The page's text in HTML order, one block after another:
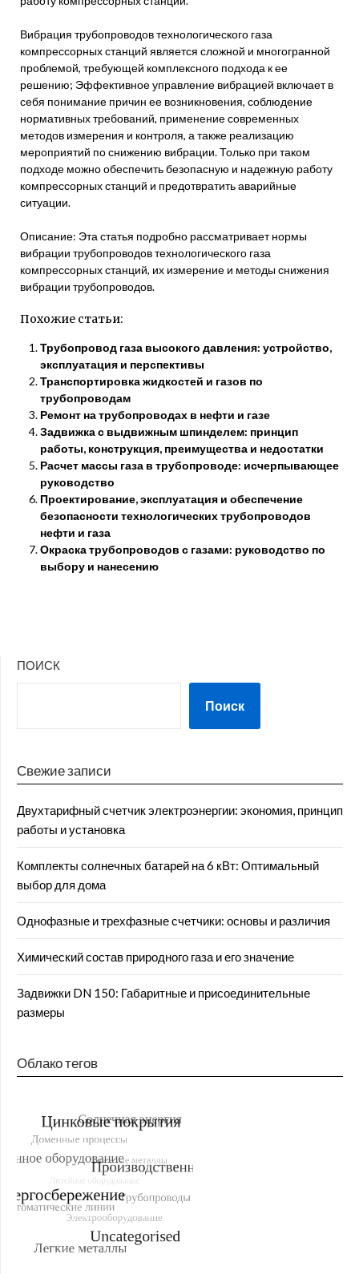
Вибрация трубопроводов технологического газа
компрессорных станций является сложной и многогранной
проблемой, требующей комплексного подхода к ее
решению; Эффективное управление вибрацией включает в
себя понимание причин ее возникновения, соблюдение
нормативных требований, применение современных
методов измерения и контроля, а также реализацию
мероприятий по снижению вибрации. Только при таком
подходе можно обеспечить безопасную и надежную работу
компрессорных станций и предотвратить аварийные
ситуации.
Описание: Эта статья подробно рассматривает нормы
вибрации трубопроводов технологического газа
компрессорных станций, их измерение и методы снижения
вибрации трубопроводов.
Похожие статьи:
Трубопровод газа высокого давления: устройство,
эксплуатация и перспективы
Транспортировка жидкостей и газов по
трубопроводам
Ремонт на трубопроводах в нефти и газе
Задвижка с выдвижным шпинделем: принцип
работы, конструкция, преимущества и недостатки
Расчет массы газа в трубопроводе: исчерпывающее
руководство
Проектирование, эксплуатация и обеспечение
безопасности технологических трубопроводов
нефти и газа
Окраска трубопроводов с газами: руководство по
выбору и нанесению
ПОИСК
Поиск
Свежие записи
Двухтарифный счетчик электроэнергии: экономия, принцип
работы и установка
Комплекты солнечных батарей на 6 кВт: Оптимальный
выбор для дома
Однофазные и трехфазные счетчики: основы и различия
Химический состав природного газа и его значение
Задвижки DN 150: Габаритные и присоединительные
размеры
Облако тегов